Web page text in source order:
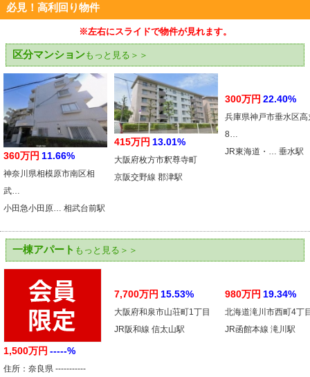
必見！高利回り物件
※左右にスライドで物件が見れます。
区分マンションもっと見る＞＞
360万円 11.66%
神奈川県相模原市南区相
武…
小田急小田原… 相武台前駅
415万円 13.01%
大阪府枚方市釈尊寺町
京阪交野線 郡津駅
300万円 22.40%
兵庫県神戸市垂水区高
8…
JR東海道・… 垂水駅
一棟アパート もっと見る＞＞
1,500万円 -----%
住所：奈良県 -----------
7,700万円 15.53%
大阪府和泉市山荘町1丁目
JR阪和線 信太山駅
980万円 19.34%
北海道滝川市西町4丁
JR函館本線 滝川駅